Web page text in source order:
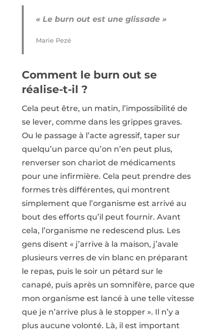
« Le burn out est une glissade »
Marie Pezé
Comment le burn out se
réalise-t-il ?
Cela peut être, un matin, l’impossibilité de
se lever, comme dans les grippes graves.
Ou le passage à l’acte agressif, taper sur
quelqu’un parce qu’on n’en peut plus,
renverser son chariot de médicaments
pour une infirmière. Cela peut prendre des
formes très différentes, qui montrent
simplement que l’organisme est arrivé au
bout des efforts qu’il peut fournir. Avant
cela, l’organisme ne redescend plus. Les
gens disent « j’arrive à la maison, j’avale
plusieurs verres de vin blanc en préparant
le repas, puis le soir un pétard sur le
canapé, puis après un somnifère, parce que
mon organisme est lancé à une telle vitesse
que je n’arrive plus à le stopper ». Il n’y a
plus aucune volonté. Là, il est important